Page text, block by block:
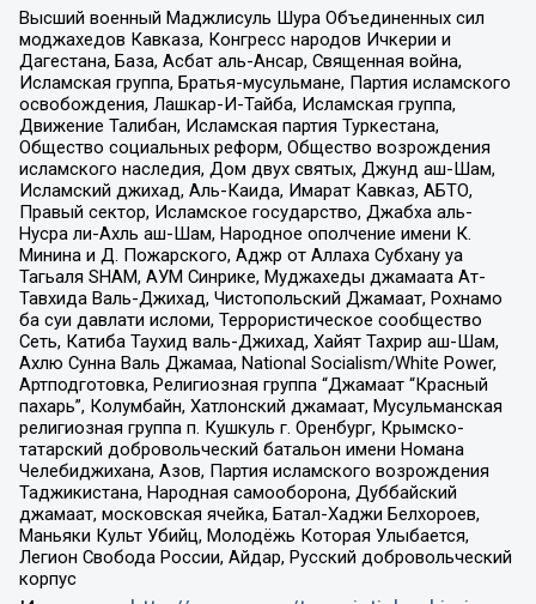
Высший военный Маджлисуль Шура Объединенных сил
моджахедов Кавказа, Конгресс народов Ичкерии и
Дагестана, База, Асбат аль-Ансар, Священная война,
Исламская группа, Братья-мусульмане, Партия исламского
освобождения, Лашкар-И-Тайба, Исламская группа,
Движение Талибан, Исламская партия Туркестана,
Общество социальных реформ, Общество возрождения
исламского наследия, Дом двух святых, Джунд аш-Шам,
Исламский джихад, Аль-Каида, Имарат Кавказ, АБТО,
Правый сектор, Исламское государство, Джабха аль-
Нусра ли-Ахль аш-Шам, Народное ополчение имени К.
Минина и Д. Пожарского, Аджр от Аллаха Субхану уа
Тагьаля SHAM, АУМ Синрике, Муджахеды джамаата Ат-
Тавхида Валь-Джихад, Чистопольский Джамаат, Рохнамо
ба суи давлати исломи, Террористическое сообщество
Сеть, Катиба Таухид валь-Джихад, Хайят Тахрир аш-Шам,
Ахлю Сунна Валь Джамаа, National Socialism/White Power,
Артподготовка, Религиозная группа “Джамаат “Красный
пахарь”, Колумбайн, Хатлонский джамаат, Мусульманская
религиозная группа п. Кушкуль г. Оренбург, Крымско-
татарский добровольческий батальон имени Номана
Челебиджихана, Азов, Партия исламского возрождения
Таджикистана, Народная самооборона, Дуббайский
джамаат, московская ячейка, Батал-Хаджи Белхороев,
Маньяки Культ Убийц, Молодёжь Которая Улыбается,
Легион Свобода России, Айдар, Русский добровольческий
корпус